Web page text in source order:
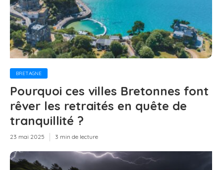
BRETAGNE
Pourquoi ces villes Bretonnes font
rêver les retraités en quête de
tranquillité ?
23 mai 2025 3 min de lecture